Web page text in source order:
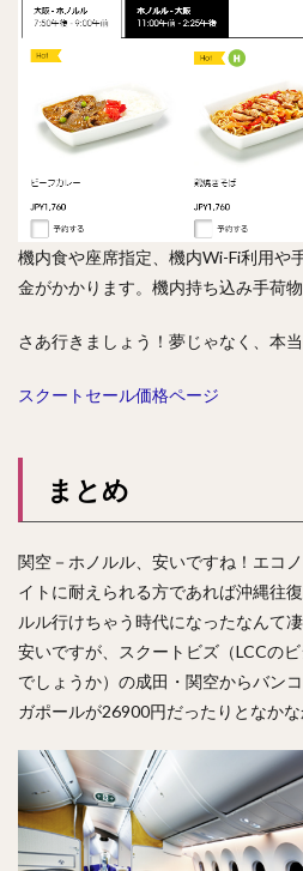
機内食や座席指定、機内Wi-Fi利用や
金がかかります。機内持ち込み手荷
さあ行きましょう！夢じゃなく、本
スクートセール価格ページ
まとめ
関空－ホノルル、安いですね！エコ
イトに耐えられる方であれば沖縄往
ルル行けちゃう時代になったなんて
安いですが、スクートビズ（LCCの
でしょうか）の成田・関空からバン
ガポールが26900円だったりとなか